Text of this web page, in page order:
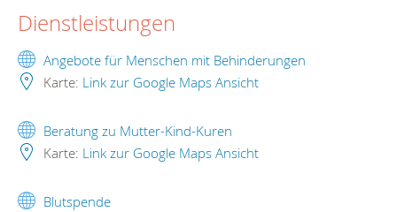
Dienstleistungen
Angebote für Menschen mit Behinderungen
Karte: Link zur Google Maps Ansicht
Beratung zu Mutter-Kind-Kuren
Karte: Link zur Google Maps Ansicht
Blutspende